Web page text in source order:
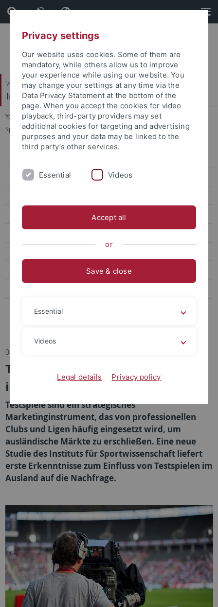
Skip
to
content
Skip
to
footer
Wirtschafts- und Sozialwissenschaftliche Fakultät
Institut für Sportwissenschaft
You are here: Startseite
...
Sportökonomik, Sportmanagement und Sportpublizistik
Team
Biomechanik, Bewegungs- und Trainingswissenschaft
Bildungs- und Gesundheitsforschung im Sport
08.11.2023
The Global Game – Wie Testspiele
im Ausland die Nachfrage fördern
Testspiele sind ein strategisches
Marketinginstrument, das von professionellen
Clubs und Ligen häufig eingesetzt wird, um
ausländische Märkte zu erschließen. Eine neue
Studie des Instituts für Sportwissenschaft liefert
erste Erkenntnisse zum Einfluss von Testspielen im
Ausland auf die Nachfrage.
Privacy settings
Our website uses cookies. Some of them are
mandatory, while others allow us to improve
your experience while using our website. You
may change your settings at any time via the
Data Privacy Statement at the bottom of the
page. When you accept the cookies for video
playback, third-party providers may set
additional cookies for targeting and advertising
purposes and your data may be linked to the
third party’s other services.
Essential Videos
Accept all
or
Save & close
Essential
Videos
Legal details Privacy policy